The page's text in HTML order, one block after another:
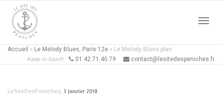
Accueil » Le Melody Blues, Paris 12e » Le Melody Blues plan
Keep in touch
01.42.71.40.79 contact@lesitedespeniches.fr
LeSiteDesPeniches, 3 janvier 2018